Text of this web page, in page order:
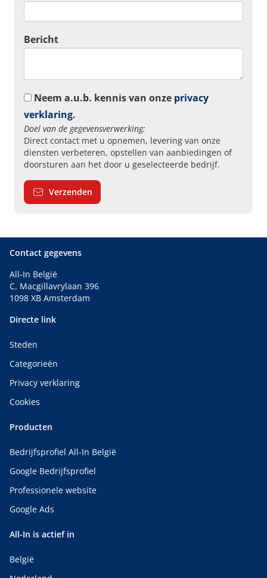
Bericht
Neem a.u.b. kennis van onze privacy
verklaring.
Doel van de gegevensverwerking:
Direct contact met u opnemen, levering van onze
diensten verbeteren, opstellen van aanbiedingen of
doorsturen aan het door u geselecteerde bedrijf.
Verzenden
Contact gegevens
All-In België
C. Macgillavrylaan 396
1098 XB Amsterdam
Directe link
Steden
Categorieën
Privacy verklaring
Cookies
Producten
Bedrijfsprofiel All-In België
Google Bedrijfsprofiel
Professionele website
Google Ads
All-In is actief in
België